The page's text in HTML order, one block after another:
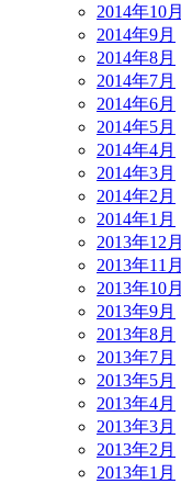
2014年10月
2014年9月
2014年8月
2014年7月
2014年6月
2014年5月
2014年4月
2014年3月
2014年2月
2014年1月
2013年12月
2013年11月
2013年10月
2013年9月
2013年8月
2013年7月
2013年5月
2013年4月
2013年3月
2013年2月
2013年1月